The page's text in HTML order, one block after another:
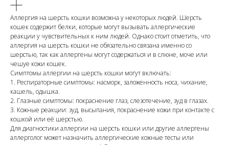
Аллергия на шерсть кошки возможна у некоторых людей. Шерсть
кошек содержит белки, которые могут вызывать аллергические
реакции у чувствительных к ним людей. Однако стоит отметить, что
аллергия на шерсть кошки не обязательно связана именно со
шерстью, так как аллергены могут содержаться и в слюне, моче или
чешуе кожи кошек.
Симптомы аллергии на шерсть кошки могут включать:
1. Респираторные симптомы: насморк, заложенность носа, чихание,
кашель, одышка.
2. Глазные симптомы: покраснение глаз, слезотечение, зуд в глазах.
3. Кожные реакции: зуд, высыпания, покраснение кожи при контакте с
кошкой или её шерстью.
Для диагностики аллергии на шерсть кошки или другие аллергены
аллерголог может назначить аллергические кожные тесты или